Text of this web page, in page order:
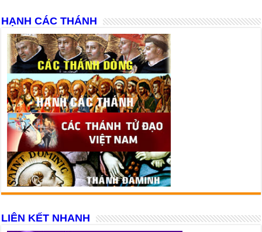
HẠNH CÁC THÁNH
LIÊN KẾT NHANH